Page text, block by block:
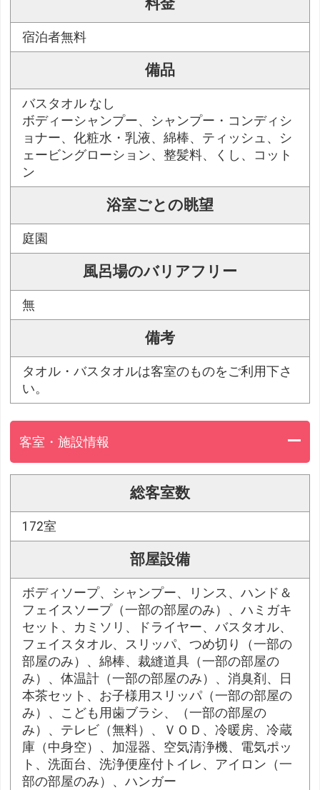
料金
宿泊者無料
備品
バスタオル なし
ボディーシャンプー、シャンプー・コンディシ
ョナー、化粧水・乳液、綿棒、ティッシュ、シ
ェービングローション、整髪料、くし、コット
ン
浴室ごとの眺望
庭園
風呂場のバリアフリー
無
備考
タオル・バスタオルは客室のものをご利用下さ
い。
客室・施設情報
総客室数
172室
部屋設備
ボディソープ、シャンプー、リンス、ハンド＆
フェイスソープ（一部の部屋のみ）、ハミガキ
セット、カミソリ、ドライヤー、バスタオル、
フェイスタオル、スリッパ、つめ切り（一部の
部屋のみ）、綿棒、裁縫道具（一部の部屋の
み）、体温計（一部の部屋のみ）、消臭剤、日
本茶セット、お子様用スリッパ（一部の部屋の
み）、こども用歯ブラシ、（一部の部屋の
み）、テレビ（無料）、ＶＯＤ、冷暖房、冷蔵
庫（中身空）、加湿器、空気清浄機、電気ポッ
ト、洗面台、洗浄便座付トイレ、アイロン（一
部の部屋のみ）、ハンガー